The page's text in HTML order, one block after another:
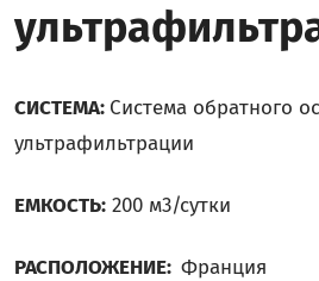
СИСТЕМА: Система обратного
ультрафильтрации
ЕМКОСТЬ: 200 м3/сутки
РАСПОЛОЖЕНИЕ: Франция